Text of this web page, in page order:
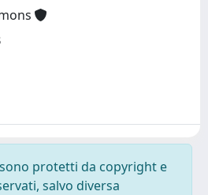
protetti da copyright e
salvo diversa